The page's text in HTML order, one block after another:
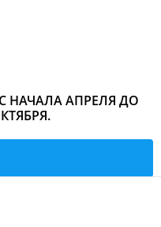
НАЧАЛА АПРЕЛЯ ДО